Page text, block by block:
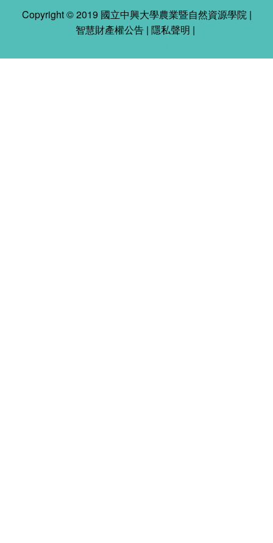
Copyright © 2019 國立中興大學農業暨自然資源學院 |
智慧財產權公告 | 隱私聲明 |